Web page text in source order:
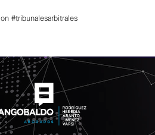
#tribunalesarbitrales